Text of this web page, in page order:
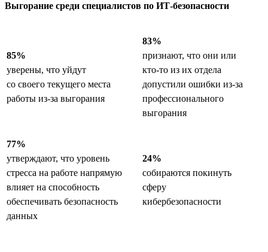
Выгорание среди специалистов по ИТ-безопасности
85%
уверены, что уйдут
со своего текущего места
работы из-за выгорания
83%
признают, что они или
кто-то из их отдела
допустили ошибки из-за
профессионального
выгорания
77%
утверждают, что уровень
стресса на работе напрямую
влияет на способность
обеспечивать безопасность
данных
24%
собираются покинуть
сферу
кибербезопасности